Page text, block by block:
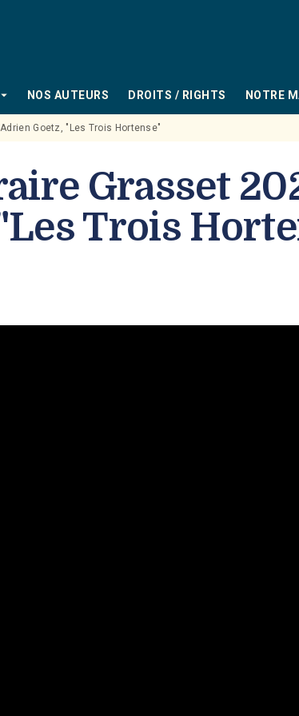
arrow_drop_down NOS AUTEURS DROITS / RIGHTS NOTRE
Goetz, "Les Trois Hortense"
Grasset
Trois